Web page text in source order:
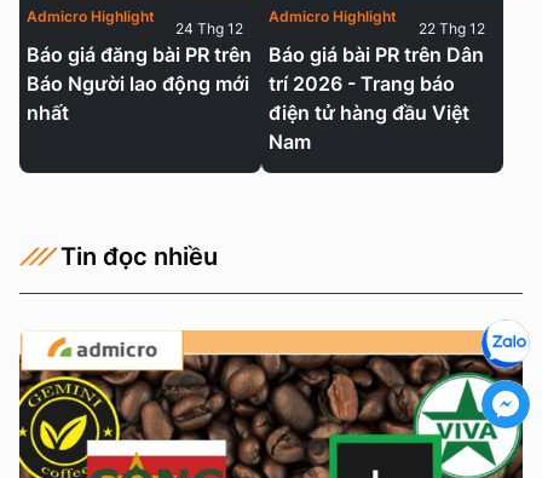
Báo giá đăng bài PR trên
Báo Người lao động mới
nhất
Admicro Highlight
24 Thg 12
Báo giá bài PR trên Dân
trí 2026 - Trang báo
điện tử hàng đầu Việt
Nam
Admicro Highlight
22 Thg 12
Tin đọc nhiều